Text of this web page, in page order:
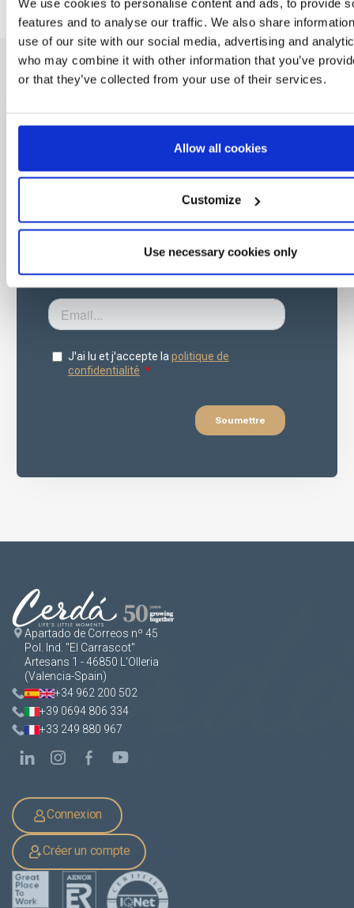
We use cookies to personalise content and ads, to provide
features and to analyse our traffic. We also share
use of our site with our social media, advertising and
who may combine it with other information that you’ve
or that they’ve collected from your use of their services.
Allow all cookies
Customize
Use necessary cookies only
Soyez le premier
à savoir
Offres spéciales, événements et nouvelles du
Apartado de Correos nº 45
Pol. Ind. "El Carrascot"
Artesans 1 - 46850 L'Olleria
(Valencia-Spain)
+34 962 200 502
+39 0694 806 334
+33 249 880 967
Connexion
Créer un compte